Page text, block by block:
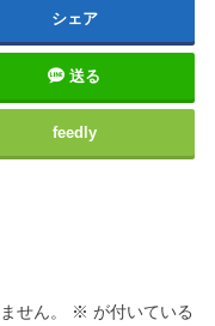
シェア
送る
feedly
せん。 ※ が付いている